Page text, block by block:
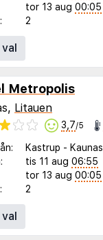
tor 13 aug 00:05
2
Metropolis
Litauen
3,7/5
Kastrup - Kaunas
tis 11 aug 06:55
tor 13 aug 00:05
2